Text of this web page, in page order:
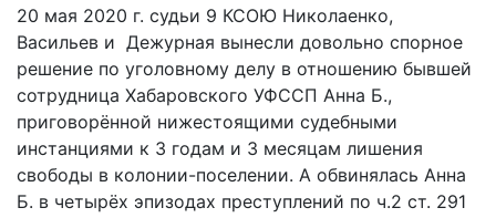
20 мая 2020 г. судьи 9 КСОЮ Николаенко,
Васильев и Дежурная вынесли довольно спорное
решение по уголовному делу в отношению бывшей
сотрудница Хабаровского УФССП Анна Б.,
приговорённой нижестоящими судебными
инстанциями к 3 годам и 3 месяцам лишения
свободы в колонии-поселении. А обвинялась Анна
Б. в четырёх эпизодах преступлений по ч.2 ст. 291